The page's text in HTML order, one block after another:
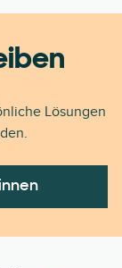
Lösungen